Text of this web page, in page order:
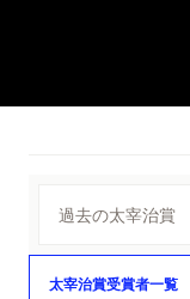
太宰治賞受賞者一覧